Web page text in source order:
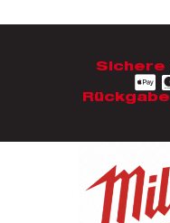
Sichere
Rückgabe